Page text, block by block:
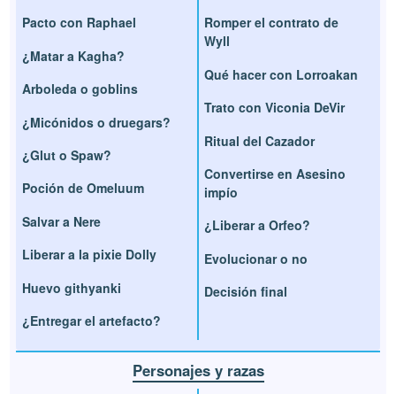
Pacto con Raphael
¿Matar a Kagha?
Arboleda o goblins
¿Micónidos o druegars?
¿Glut o Spaw?
Poción de Omeluum
Salvar a Nere
Liberar a la pixie Dolly
Huevo githyanki
¿Entregar el artefacto?
Romper el contrato de
Wyll
Qué hacer con Lorroakan
Trato con Viconia DeVir
Ritual del Cazador
Convertirse en Asesino
impío
¿Liberar a Orfeo?
Evolucionar o no
Decisión final
Personajes y razas